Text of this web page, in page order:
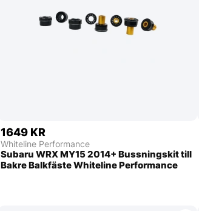
1649 KR
Whiteline Performance
Subaru WRX MY15 2014+ Bussningskit till
Bakre Balkfäste Whiteline Performance